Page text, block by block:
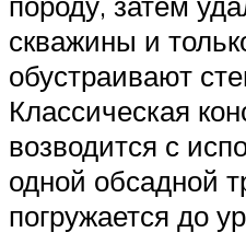
скважины и
обустраивают
Классическая
возводится с
одной обсадной
погружается до